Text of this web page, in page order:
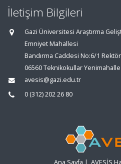
İletişim Bilgileri
Gazi Üniversitesi Araştırma
Emniyet Mahallesi
Bandırma Caddesi No:6/1
06560 Teknikokullar
avesis@gazi.edu.tr
0 (312) 202 26 80
Ana Sayfa | AVESİS